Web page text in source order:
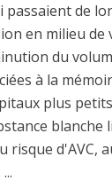
passaient de
en milieu
du
à la
plus
blanche
risque d'AVC,